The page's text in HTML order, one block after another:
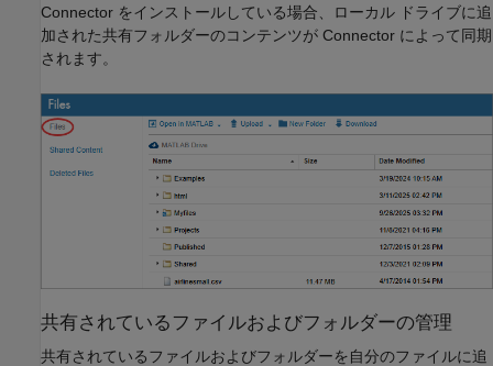
Connector をインストールしている場合、ローカル ドライブに追
加された共有フォルダーのコンテンツが Connector によって同期
されます。
共有されているファイルおよびフォルダーの管理
共有されているファイルおよびフォルダーを自分のファイルに追